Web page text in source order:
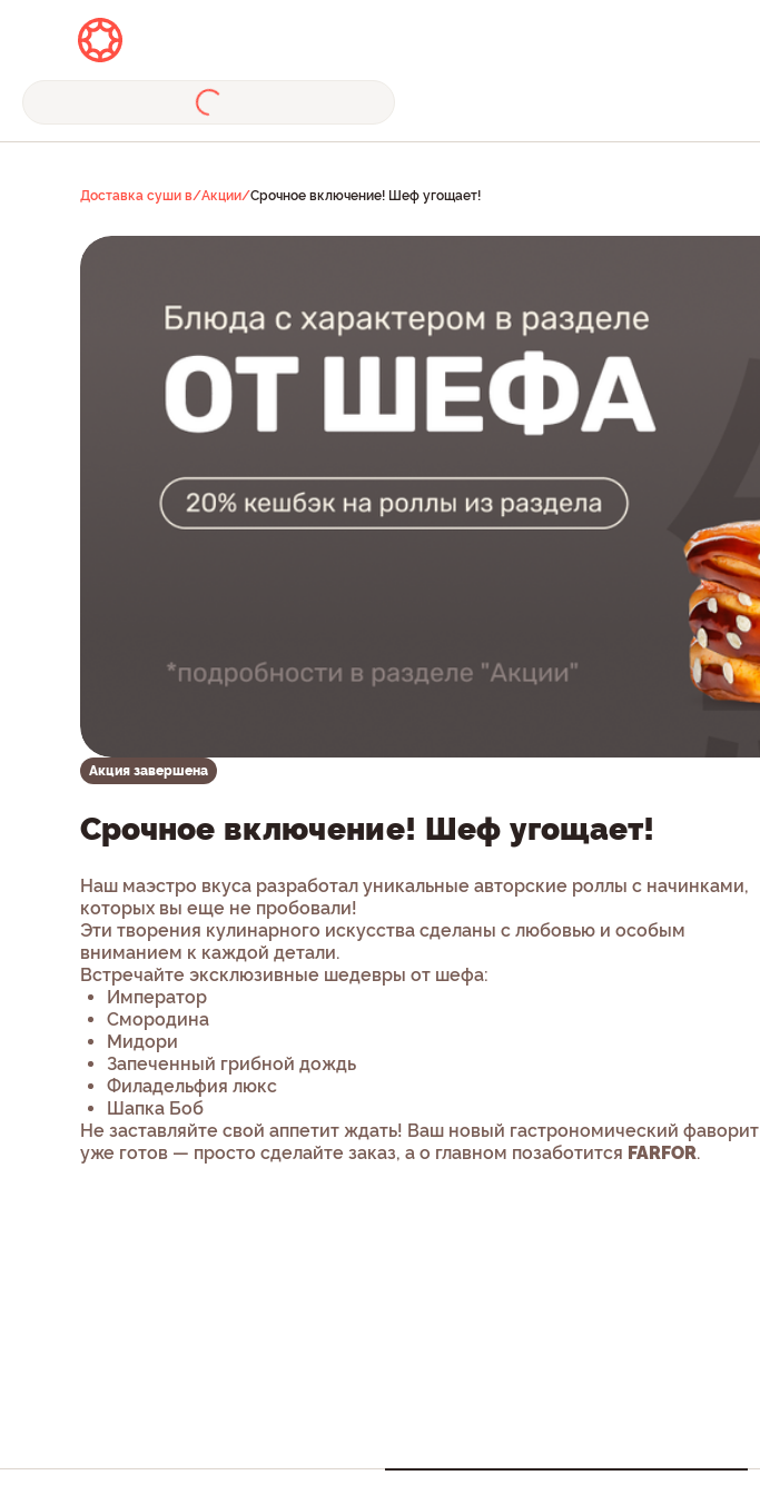
Доставка суши в/Акции/Срочное включение! Шеф угощает!
Акция завершена
Срочное включение! Шеф угощает!
Наш маэстро вкуса разработал уникальные авторские роллы с начинками,
которых вы еще не пробовали!
Эти творения кулинарного искусства сделаны с любовью и особым
вниманием к каждой детали.
Встречайте эксклюзивные шедевры от шефа:
Император
Смородина
Мидори
Запеченный грибной дождь
Филадельфия люкс
Шапка Боб
Не заставляйте свой аппетит ждать! Ваш новый гастрономический фаворит
уже готов — просто сделайте заказ, а о главном позаботится FARFOR.